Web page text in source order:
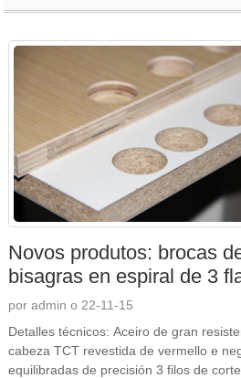
Novos produtos: brocas
bisagras en espiral de 3
por admin o 22-11-15
Detalles técnicos: Aceiro de gran
cabeza TCT revestida de vermello e
equilibradas de precisión 3 filos de